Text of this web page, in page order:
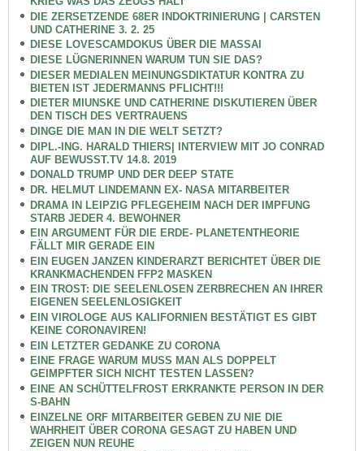
DIE ZERSETZENDE 68ER INDOKTRINIERUNG | CARSTEN
UND CATHERINE 3. 2. 25
DIESE LOVESCAMDOKUS ÜBER DIE MASSAI
DIESE LÜGNERINNEN WARUM TUN SIE DAS?
DIESER MEDIALEN MEINUNGSDIKTATUR KONTRA ZU
BIETEN IST JEDERMANNS PFLICHT!!!
DIETER MIUNSKE UND CATHERINE DISKUTIEREN ÜBER
DEN TISCH DES VERTRAUENS
DINGE DIE MAN IN DIE WELT SETZT?
DIPL.-ING. HARALD THIERS| INTERVIEW MIT JO CONRAD
AUF BEWUSST.TV 14.8. 2019
DONALD TRUMP UND DER DEEP STATE
DR. HELMUT LINDEMANN EX- NASA MITARBEITER
DRAMA IN LEIPZIG PFLEGEHEIM NACH DER IMPFUNG
STARB JEDER 4. BEWOHNER
EIN ARGUMENT FÜR DIE ERDE- PLANETENTHEORIE
FÄLLT MIR GERADE EIN
EIN EUGEN JANZEN KINDERARZT BERICHTET ÜBER DIE
KRANKMACHENDEN FFP2 MASKEN
EIN TROST: DIE SEELENLOSEN ZERBRECHEN AN IHRER
EIGENEN SEELENLOSIGKEIT
EIN VIROLOGE AUS KALIFORNIEN BESTÄTIGT ES GIBT
KEINE CORONAVIREN!
EIN LETZTER GEDANKE ZU CORONA
EINE FRAGE WARUM MUSS MAN ALS DOPPELT
GEIMPFTER SICH NICHT TESTEN LASSEN?
EINE AN SCHÜTTELFROST ERKRANKTE PERSON IN DER
S-BAHN
EINZELNE ORF MITARBEITER GEBEN ZU NIE DIE
WAHRHEIT ÜBER CORONA GESAGT ZU HABEN UND
ZEIGEN NUN REUHE